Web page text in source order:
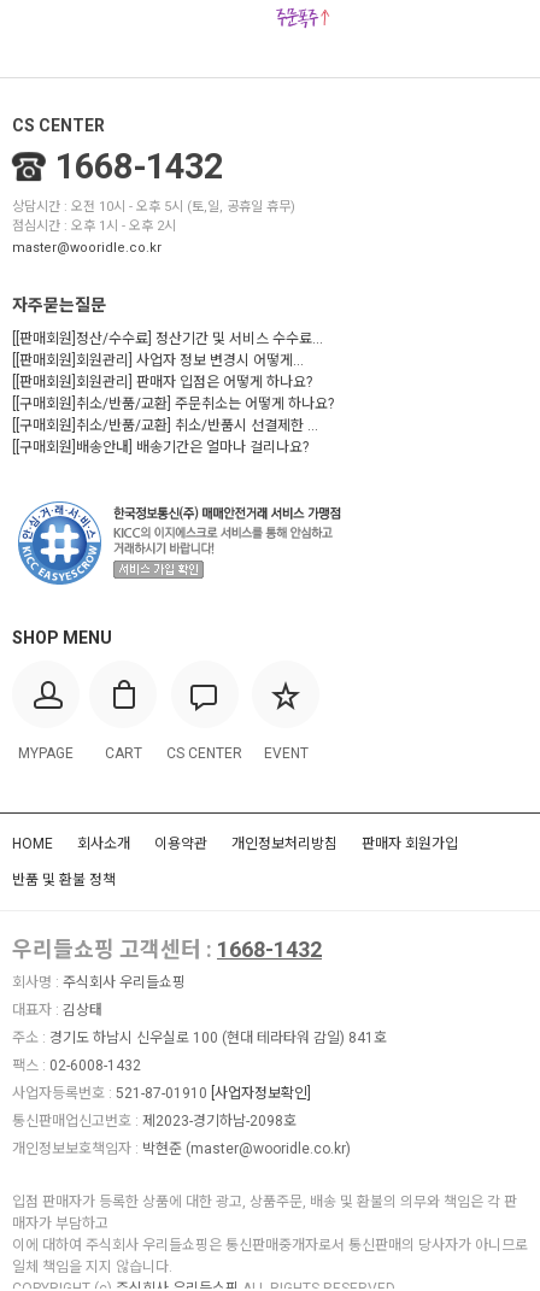
CS CENTER
1668-1432
상담시간 : 오전 10시 - 오후 5시 (토,일, 공휴일 휴무)
점심시간 : 오후 1시 - 오후 2시
master@wooridle.co.kr
자주묻는질문
[[판매회원]정산/수수료] 정산기간 및 서비스 수수료...
[[판매회원]회원관리] 사업자 정보 변경시 어떻게...
[[판매회원]회원관리] 판매자 입점은 어떻게 하나요?
[[구매회원]취소/반품/교환] 주문취소는 어떻게 하나요?
[[구매회원]취소/반품/교환] 취소/반품시 선결제한 ...
[[구매회원]배송안내] 배송기간은 얼마나 걸리나요?
SHOP MENU
MYPAGE CART CS CENTER EVENT
HOME 회사소개 이용약관 개인정보처리방침 판매자 회원가입
반품 및 환불 정책
우리들쇼핑 고객센터 : 1668-1432
회사명 : 주식회사 우리들쇼핑
대표자 : 김상태
주소 : 경기도 하남시 신우실로 100 (현대 테라타워 감일) 841호
팩스 : 02-6008-1432
사업자등록번호 : 521-87-01910 [사업자정보확인]
통신판매업신고번호 : 제2023-경기하남-2098호
개인정보보호책임자 : 박현준 (master@wooridle.co.kr)
입점 판매자가 등록한 상품에 대한 광고, 상품주문, 배송 및 환불의 의무와 책임은 각 판
매자가 부담하고
이에 대하여 주식회사 우리들쇼핑은 통신판매중개자로서 통신판매의 당사자가 아니므로
일체 책임을 지지 않습니다.